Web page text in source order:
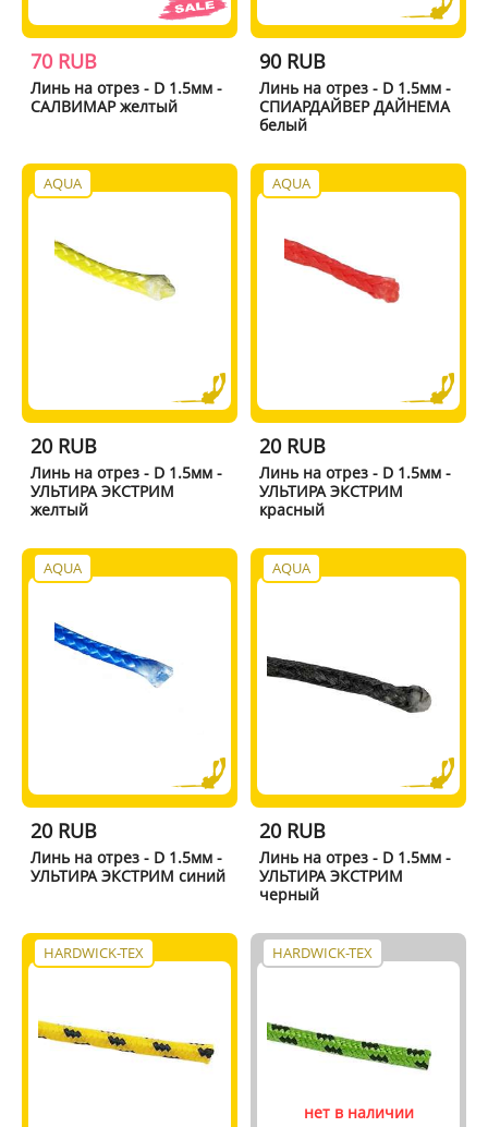
70 RUB
Линь на отрез - D 1.5мм -
САЛВИМАР желтый
90 RUB
Линь на отрез - D 1.5мм -
СПИАРДАЙВЕР ДАЙНЕМА
белый
AQUA
20 RUB
Линь на отрез - D 1.5мм -
УЛЬТИРА ЭКСТРИМ
желтый
AQUA
20 RUB
Линь на отрез - D 1.5мм -
УЛЬТИРА ЭКСТРИМ
красный
AQUA
20 RUB
Линь на отрез - D 1.5мм -
УЛЬТИРА ЭКСТРИМ синий
AQUA
20 RUB
Линь на отрез - D 1.5мм -
УЛЬТИРА ЭКСТРИМ
черный
HARDWICK-TEX HARDWICK-TEX
нет в наличии